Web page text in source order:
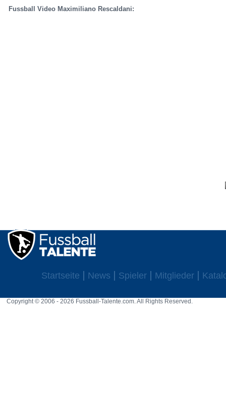
Fussball Video Maximiliano Rescaldani:
Startseite News Spieler Mitglieder
Copyright © 2006 - 2026 Fussball-Talente.com. All Rights Reserved.